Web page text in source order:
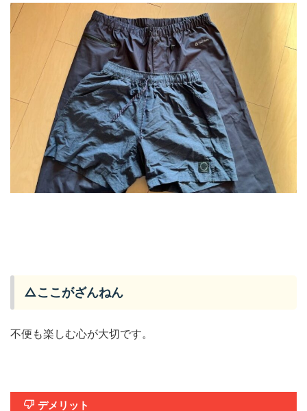
△ここがざんねん
不便も楽しむ心が大切です。
デメリット